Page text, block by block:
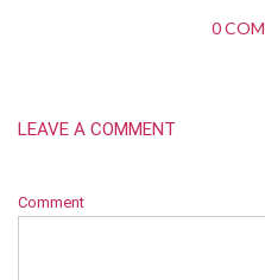
0
LEAVE A COMMENT
Comment